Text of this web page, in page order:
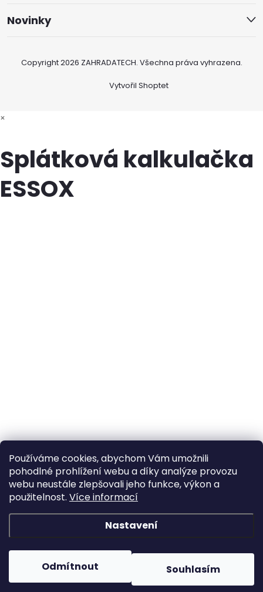
Používáme cookies, abychom Vám umožnili
pohodlné prohlížení webu a díky analýze provozu
webu neustále zlepšovali jeho funkce, výkon a
použitelnost. Více informací
Nastavení
Odmítnout Souhlasím
Novinky
Vytvořil Shoptet
Copyright 2026 ZAHRADATECH. Všechna práva vyhrazena.
×
Splátková kalkulačka
ESSOX